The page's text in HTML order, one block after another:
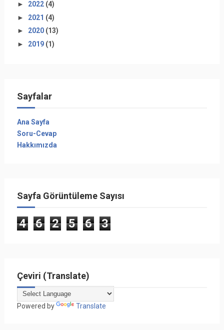
► 2022 (4)
► 2021 (4)
► 2020 (13)
► 2019 (1)
Sayfalar
Ana Sayfa
Soru-Cevap
Hakkımızda
Sayfa Görüntüleme Sayısı
4 6 2 5 6 3
Çeviri (Translate)
Powered by Translate